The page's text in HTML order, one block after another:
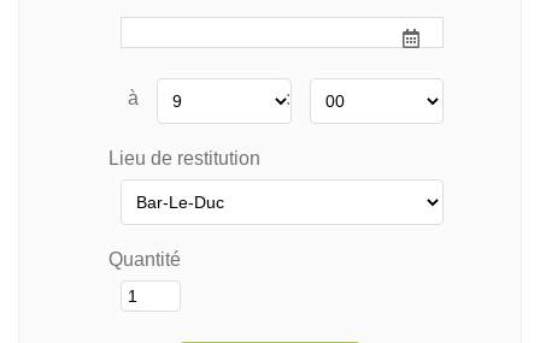
à :
Lieu de restitution
Quantité